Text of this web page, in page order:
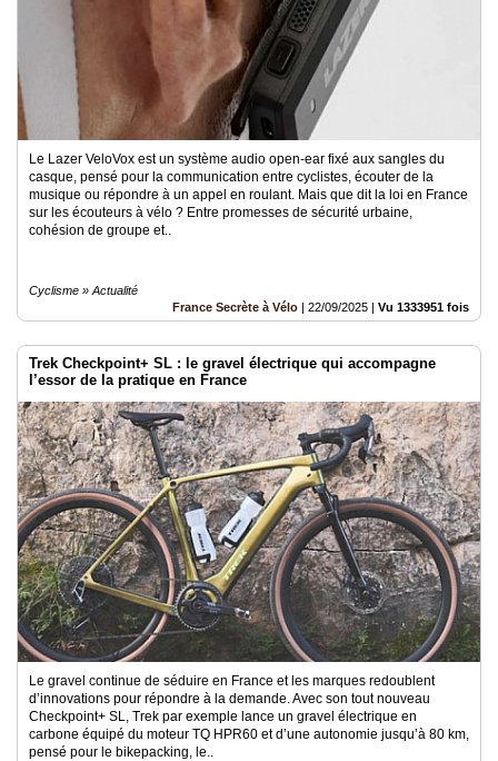
Le Lazer VeloVox est un système audio open-ear fixé aux sangles du
casque, pensé pour la communication entre cyclistes, écouter de la
musique ou répondre à un appel en roulant. Mais que dit la loi en France
sur les écouteurs à vélo ? Entre promesses de sécurité urbaine,
cohésion de groupe et..
Cyclisme » Actualité
France Secrète à Vélo | 22/09/2025 | Vu 1333951 fois
Trek Checkpoint+ SL : le gravel électrique qui accompagne
l’essor de la pratique en France
Le gravel continue de séduire en France et les marques redoublent
d’innovations pour répondre à la demande. Avec son tout nouveau
Checkpoint+ SL, Trek par exemple lance un gravel électrique en
carbone équipé du moteur TQ HPR60 et d’une autonomie jusqu’à 80 km,
pensé pour le bikepacking, le..